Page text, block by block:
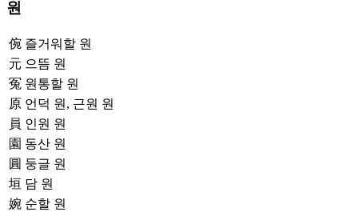
원
倇 즐거워할 원
元 으뜸 원
冤 원통할 원
原 언덕 원, 근원 원
員 인원 원
園 동산 원
圓 둥글 원
垣 담 원
婉 순할 원